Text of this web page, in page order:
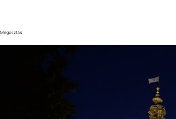
Megosztás